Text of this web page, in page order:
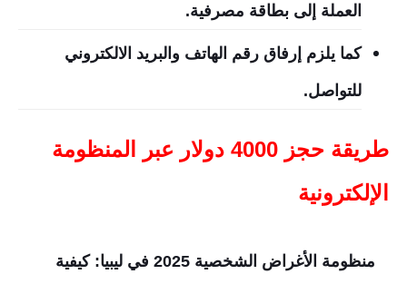
العملة إلى بطاقة مصرفية.
كما يلزم إرفاق رقم الهاتف والبريد الالكتروني
للتواصل.
طريقة حجز 4000 دولار عبر المنظومة
الإلكترونية
منظومة الأغراض الشخصية 2025 في ليبيا: كيفية